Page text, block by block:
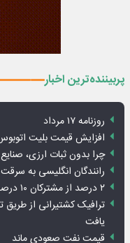
پربیننده‌ترین اخبار
روزنامه ۱۷ مرداد
افزایش قیمت بلیت
چرا بدون ثبات ارزی،
رانندگان انگلیسی به
۲ درصد از مشترکان ۱۰ درصد برق خانگی را مصرف می‌کنند!
یافت
قیمت نفت صعودی ماند